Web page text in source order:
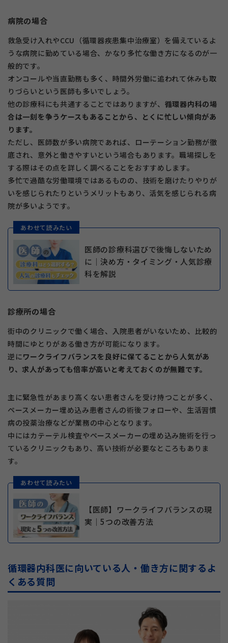
病院の場合
救急受け入れやCCU（循環器疾患集中治療室）を備えているよ
うな病院に勤めている場合、かなり多忙な働き方になるのが一
般的です。
オンコールや当直勤務も多く、時間外労働に追われて休みも取
りづらいという医師も多いでしょう。
他の診療科にも共通することではありますが、 循環器内科の場
合は一刻を争うケースもあることから、とくに忙しい傾向があ
ります。
ただし、医師数が多い病院であれば、ローテーション勤務が徹
底され、意外と働きやすいという場合もあります。職場探しを
する際はその点を詳しく調べることをおすすめします。
多忙で過酷な労働環境ではあるものの、技術を磨けたりやりが
いを感じられたりというメリットもあり、活気を感じられる病
院が多いようです。
あわせて読みたい
医師の診療科選びで後悔しないため
に｜決め方・タイミング・人気診療
科を解説
診療所の場合
街中のクリニックで働く場合、入院患者がいないため、比較的
時間にゆとりがある働き方が可能になります。
逆にワークライフバランスを良好に保てることから人気があ
り、求人があっても倍率が高いと考えておくのが無難です。
主に緊急性があまり高くない患者さんを受け持つことが多く、
ペースメーカー埋め込み患者さんの術後フォローや、生活習慣
病の投薬治療などが業務の中心となります。
中にはカテーテル検査やペースメーカーの埋め込み施術を行っ
ているクリニックもあり、高い技術が必要なところもありま
す。
あわせて読みたい
【医師】ワークライフバランスの現
実｜5つの改善方法
循環器内科医に向いている人・働き方に関するよ
くある質問